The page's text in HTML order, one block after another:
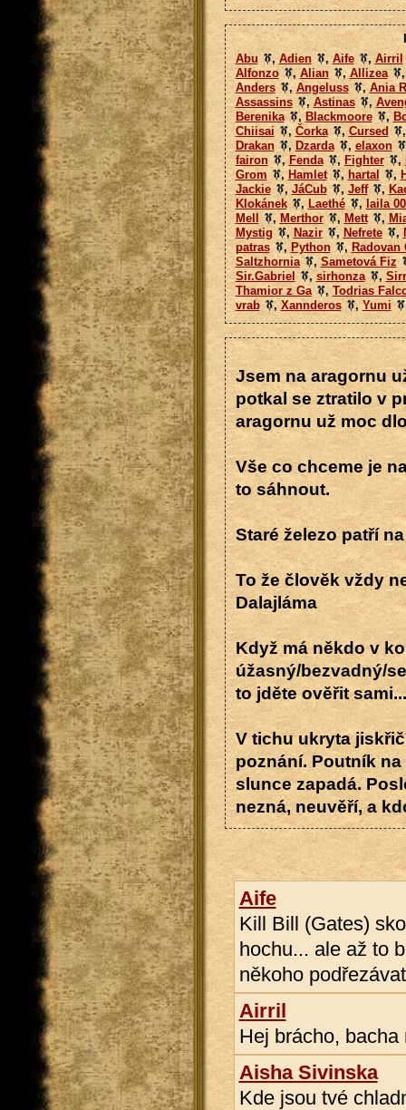
Abu
,Adien , Aife , Airril
Alfonzo
, Alian ,Allizea
Anders
, Angeluss , Ania
Assassins
, Astinas ,
Berenika
,Blackmoore ,
Chiisai
, Čorka , Cursed
Drakan
, Dzarda , elaxon
fairon
, Fenda ,Fighter ,
Grom
, Hamlet , hartal ,
Jackie
, JáCub , Jeff ,
Klokánek
, Laethé , laila
Mell
, Merthor , Mett ,
Mystig
, Nazir , Nefrete ,
patras
, Python , Radovan
Saltzhornia
, Sametová Fiz
Sir.Gabriel
, sirhonza ,
Thamior z Ga
, Todrias
vrab
,Xannderos ,Yumi
Jsem na aragornu
potkal se ztratilo v
aragornu už moc
Vše co chceme je
to sáhnout.
Staré železo patří
To že člověk vždy
Dalajláma
Když má někdo v
úžasný/bezvadný/
to jděte ověřit sami...
V tichu ukryta
poznání. Poutník
slunce zapadá.
nezná, neuvěří, a
Aife
Kill Bill (Gates)
hochu... ale až to
někoho
Airril
Hej brácho,
Aisha Sivinska
Kde jsou tvé